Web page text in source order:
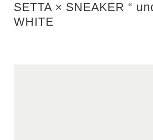
SETTA × SNEAKER “
WHITE